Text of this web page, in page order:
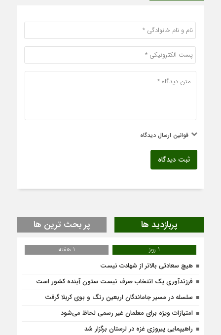
قوانین ارسال دیدگاه
ثبت دیدگاه
پربازدید ها پر بحث ترین ها
1 روز
1 هفته
هیچ سعادتی بالاتر از شهادت نیست
فرزندآوری یک انتخاب صرف نیست ستون آینده کشور است
سلسله در مسیر جاماندگان اربعین رنگ و بوی کربلا گرفت
امتیازات ویژه برای معلمان غیر رسمی لحاظ می‌شود
راهیپمایی پیروزی غزه در لرستان برگزار شد